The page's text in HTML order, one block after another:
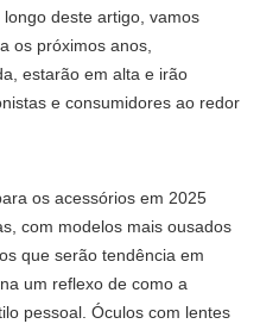
deste artigo, vamos
os próximos anos,
estarão em alta e irão
e consumidores ao redor
os acessórios em 2025
com modelos mais ousados
que serão tendência em
um reflexo de como a
pessoal. Óculos com lentes